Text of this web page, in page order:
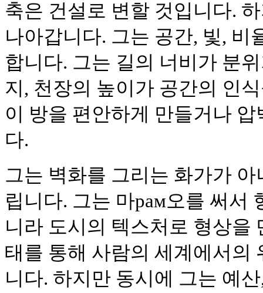
축은 건설로 변할 것입니다.
나아갑니다. 그는 공간, 빛, 비
합니다. 그는 길의 너비가 분
지, 천장의 높이가 공간의 인
이 방을 편안하게 만들거나
다.
그는 벽화를 그리는 화가가
립니다. 그는 마рам오를 써서
니라 도시의 텍스처로 형상을
태를 통해 사람의 세계에서의
니다. 하지만 동시에 그는 예